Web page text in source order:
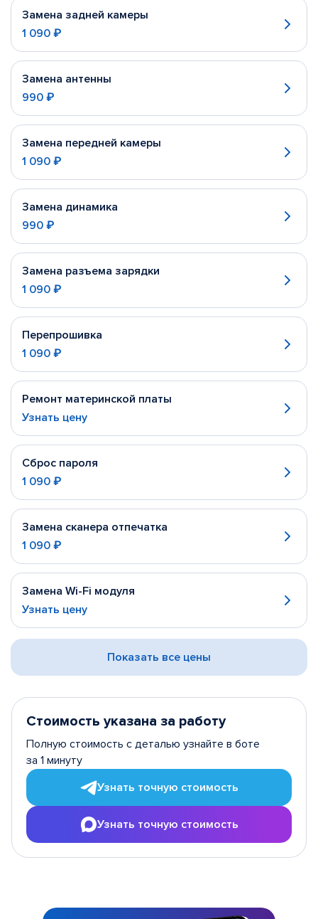
Замена задней камеры
1 090 ₽
Замена антенны
990 ₽
Замена передней камеры
1 090 ₽
Замена динамика
990 ₽
Замена разъема зарядки
1 090 ₽
Перепрошивка
1 090 ₽
Ремонт материнской платы
Узнать цену
Сброс пароля
1 090 ₽
Замена сканера отпечатка
1 090 ₽
Замена Wi-Fi модуля
Узнать цену
Показать все цены
Стоимость указана за работу
Полную стоимость с деталью узнайте в боте
за 1 минуту
Узнать точную стоимость
Узнать точную стоимость